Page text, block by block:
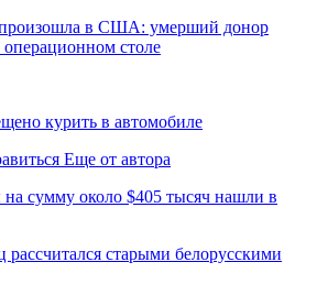
произошла в США: умерший донор
столе
курить в автомобиле
Еще от автора
на сумму около $405 тысяч нашли в
старыми белорусскими